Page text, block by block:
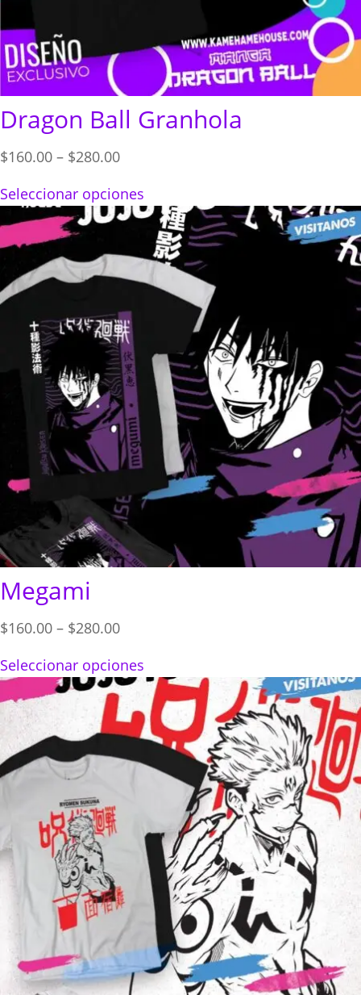
Dragon Ball Granhola
$160.00 – $280.00Price
$160.00
through
$280.00
Seleccionar opciones
Megami
$160.00 – $280.00Price
$160.00
through
$280.00
Seleccionar opciones